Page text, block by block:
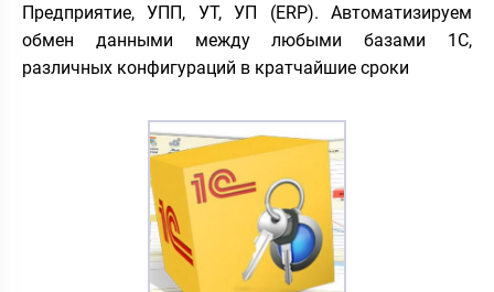
Предприятие, УПП, УТ, УП (ERP). Автоматизируем
обмен данными между любыми базами 1С,
различных конфигураций в кратчайшие сроки